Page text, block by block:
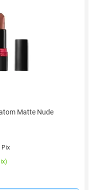
Matte Nude
Pix
)